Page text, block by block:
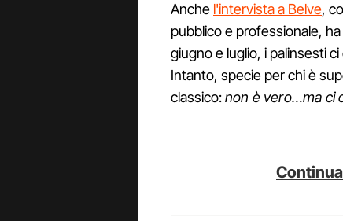
Anche l'intervista a Belve,
pubblico e professionale,
giugno e luglio, i palinsesti
Intanto, specie per chi è
classico:non è vero…ma ci